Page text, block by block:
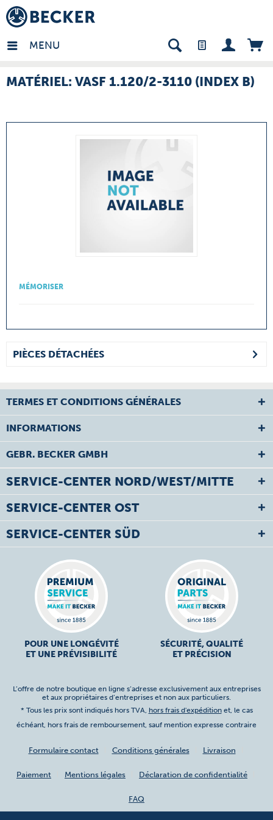
MENU
- FR
MATÉRIEL: VASF 1.120/2-3110 (INDEX B)
MÉMORISER
PIÈCES DÉTACHÉES
TERMES ET CONDITIONS GÉNÉRALES
INFORMATIONS
GEBR. BECKER GMBH
SERVICE-CENTER NORD/WEST/MITTE
SERVICE-CENTER OST
SERVICE-CENTER SÜD
POUR UNE LONGÉVITÉ
ET UNE PRÉVISIBILITÉ
SÉCURITÉ, QUALITÉ
ET PRÉCISION
L’offre de notre boutique en ligne s’adresse exclusivement aux entreprises
et aux propriétaires d’entreprises et non aux particuliers.
* Tous les prix sont indiqués hors TVA, hors frais d'expéditionet, le cas
échéant, hors frais de remboursement, sauf mention expresse contraire
Formulaire contact Conditions générales Livraison
Paiement Mentions légales Déclaration de confidentialité
FAQ